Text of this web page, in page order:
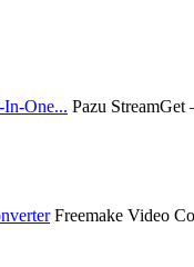
In-One... Pazu
Freemake Video